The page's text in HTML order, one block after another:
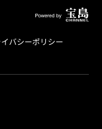
バシーポリシー